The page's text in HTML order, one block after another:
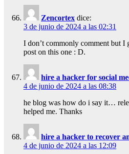
Zencortex dice:
3 de junio de 2024 a las 02:31
I don’t commonly comment but I
post on this one : D.
hire a hacker for social
4 de junio de 2024 a las 08:38
he blog was how do i say it…
helped me. Thanks
hire a hacker to recover
4 de junio de 2024 a las 12:09